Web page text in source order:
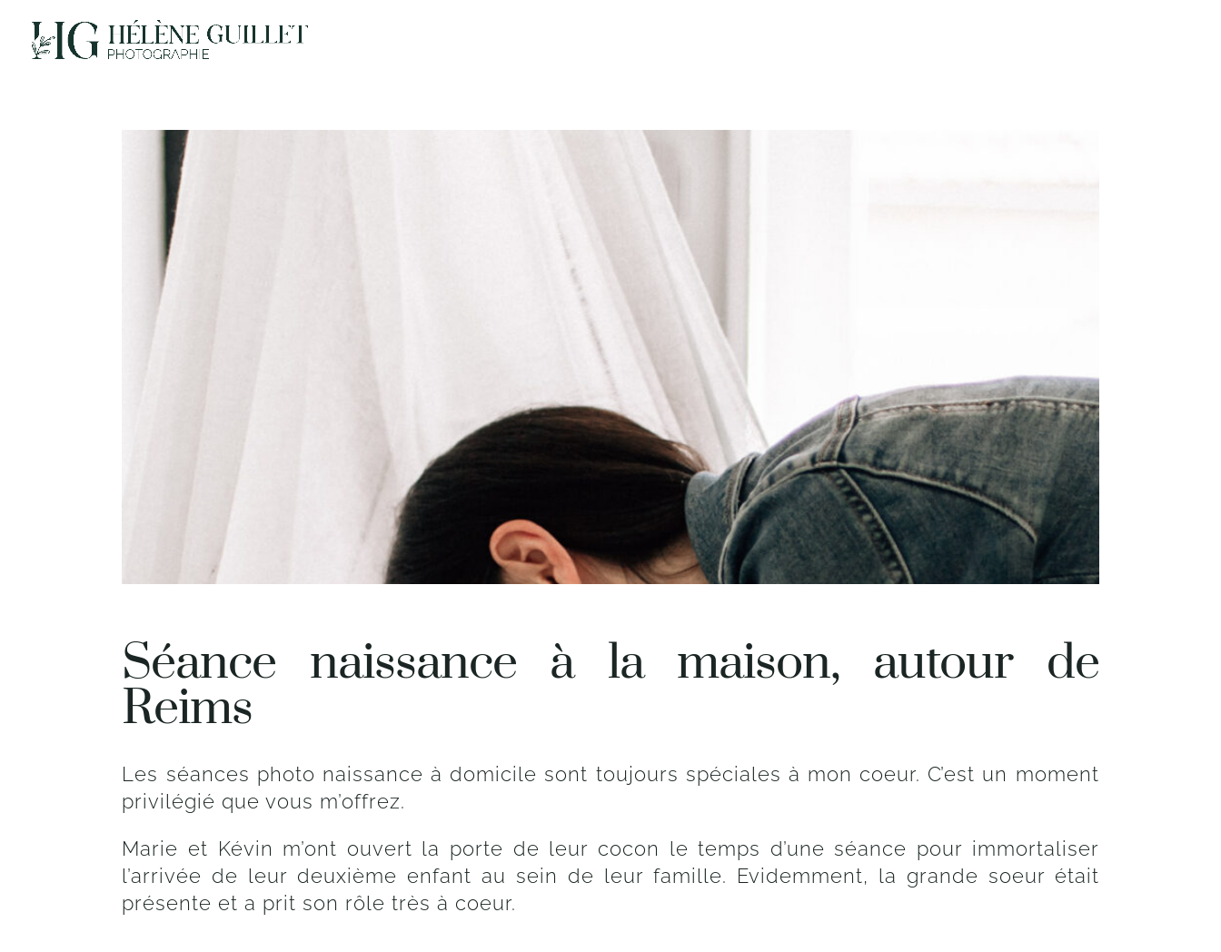
Séance naissance à la maison, autour de
Reims
Les séances photo naissance à domicile sont toujours spéciales à mon coeur. C’est un moment
privilégié que vous m’offrez.
Marie et Kévin m’ont ouvert la porte de leur cocon le temps d’une séance pour immortaliser
l’arrivée de leur deuxième enfant au sein de leur famille. Evidemment, la grande soeur était
présente et a prit son rôle très à coeur.